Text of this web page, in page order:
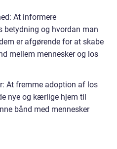
At informere
betydning og hvordan man
er afgørende for at skabe
mellem mennesker og los
At fremme adoption af los
nye og kærlige hjem til
bånd med mennesker